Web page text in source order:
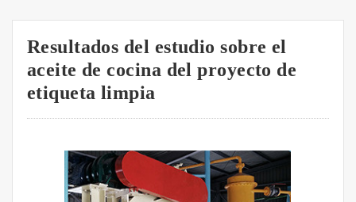
Resultados del estudio sobre el
aceite de cocina del proyecto de
etiqueta limpia